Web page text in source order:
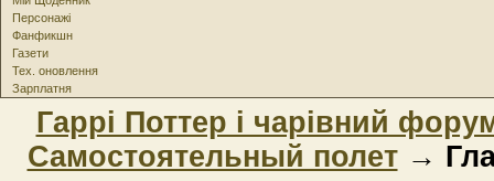
Персонажі
Фанфикшн
Газети
Тех. оновлення
Зарплатня
Гаррі Поттер і чарівний
Самостоятельный полет→